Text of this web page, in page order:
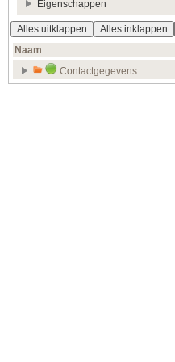
Eigenschappen
Alles uitklappen
Alles inklappen
Naam
Contactgegevens